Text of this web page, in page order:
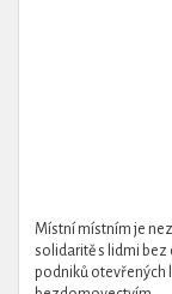
Místní místním je
solidaritě s lidmi
podniků otevřených